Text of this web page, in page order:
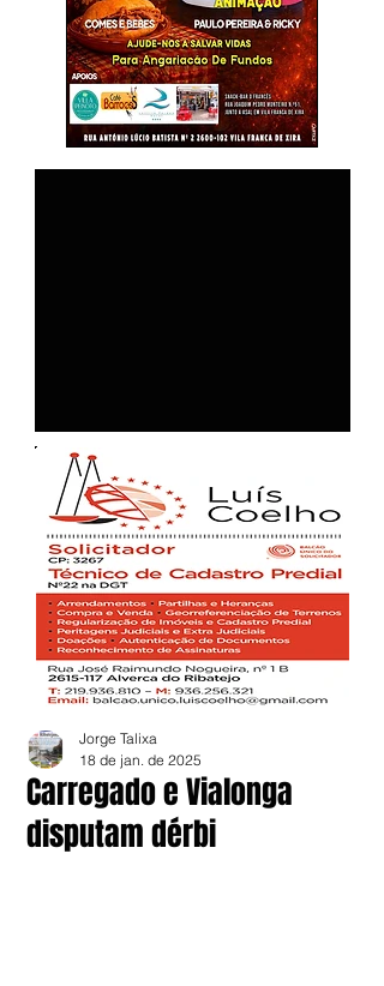
Carregado e Vialonga
disputam dérbi
Jorge Talixa
18 de jan. de 2025